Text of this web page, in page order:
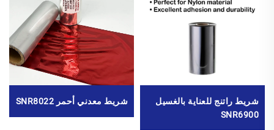
شريط راتنج للعناية بالغسيل
SNR6900
شريط معدني أحمر SNR8022